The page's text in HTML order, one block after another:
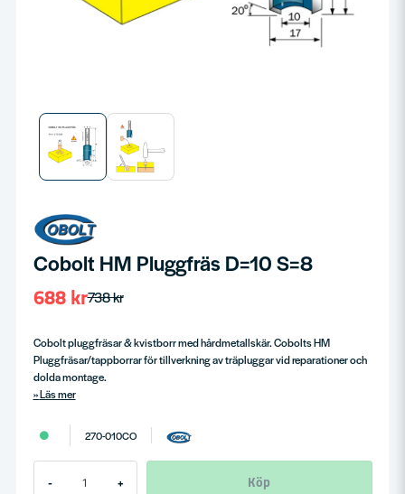
Cobolt HM Pluggfräs D=10 S=8
738 kr
688 kr
Cobolt pluggfräsar & kvistborr med hårdmetallskär. Cobolts HM
Pluggfräsar/tappborrar för tillverkning av träpluggar vid reparationer och
dolda montage.
Läs mer
270-010CO
- + Köp